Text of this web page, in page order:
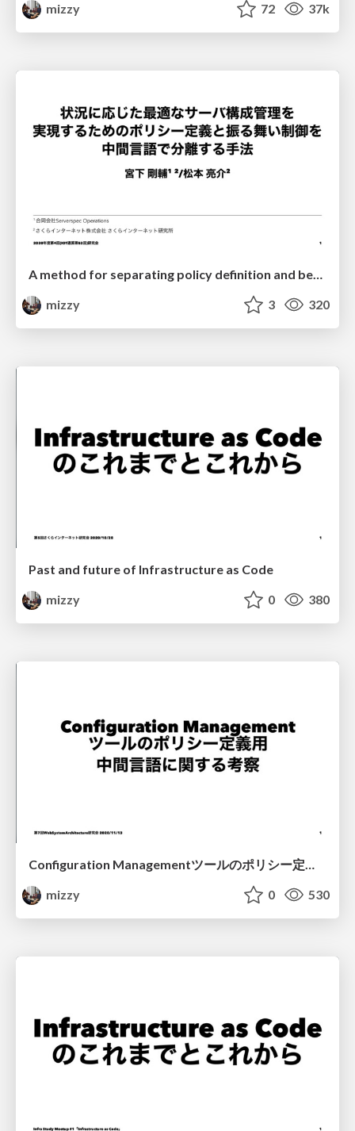
mizzy
72 37k
mizzy
3 320
Past and future of Infrastructure as Code
mizzy
0 380
Configuration Managementツールのポリシー定義用中間言語に関する考察/Considerations about an intermediate language of configuration management tools
mizzy
0 530